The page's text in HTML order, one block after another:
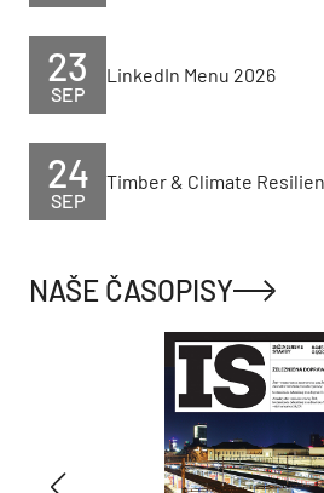
SEP
23 LinkedIn Menu 2026
SEP
24 Timber & Climate
NAŠE ČASOPISY